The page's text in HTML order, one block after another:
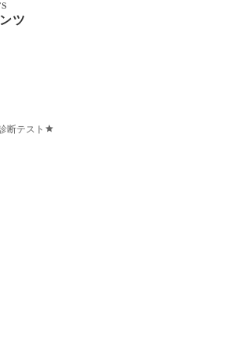
ツ
断テスト